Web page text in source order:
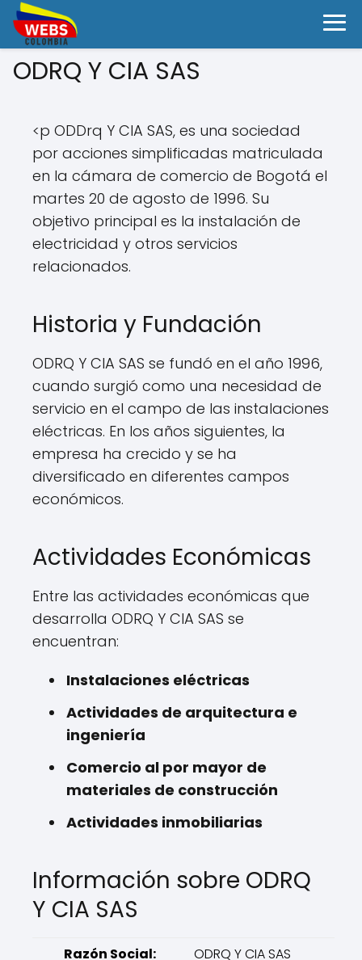
ODRQ Y CIA SAS
<p ODDrq Y CIA SAS, es una sociedad
por acciones simplificadas matriculada
en la cámara de comercio de Bogotá el
martes 20 de agosto de 1996. Su
objetivo principal es la instalación de
electricidad y otros servicios
relacionados.
Historia y Fundación
ODRQ Y CIA SAS se fundó en el año 1996,
cuando surgió como una necesidad de
servicio en el campo de las instalaciones
eléctricas. En los años siguientes, la
empresa ha crecido y se ha
diversificado en diferentes campos
económicos.
Actividades Económicas
Entre las actividades económicas que
desarrolla ODRQ Y CIA SAS se
encuentran:
Instalaciones eléctricas
Actividades de arquitectura e
ingeniería
Comercio al por mayor de
materiales de construcción
Actividades inmobiliarias
Información sobre ODRQ
Y CIA SAS
Razón Social:
ODRQ Y CIA SAS